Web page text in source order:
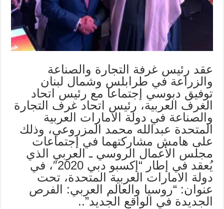
عقد رئيس غرفة التجارة والصناعة
والزراعة في طرابلس وشمال لبنان
توفيق دبوسي إجتماعا مع رئيس اتحاد
الغرف العربية، رئيس اتحاد غرف التجارة
والصناعة في دولة الامارات العربية
المتحدة عبدالله محمد المزروعي، وذلك
على هامش مشاركتهما في إجتماعات
مجلس الأعمال الروسي ـ العربي الذي
يُعقد في إطار “إكسبو دبي 2020″، في
دولة الامارات العربية المتحدة، تحت
عنوان: “روسيا والعالم العربي: الفرص
الجديدة في الواقع الجديد”..